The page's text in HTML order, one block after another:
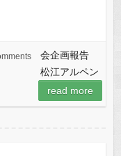
会企画報告
松江アルペン
read more